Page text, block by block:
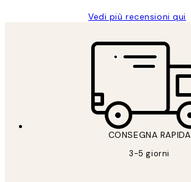
Vedi più recensioni qui
CONSEGNA RAPIDA
3-5 giorni